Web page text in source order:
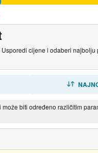
cijene i odaberi najbolju
biti određeno različitim